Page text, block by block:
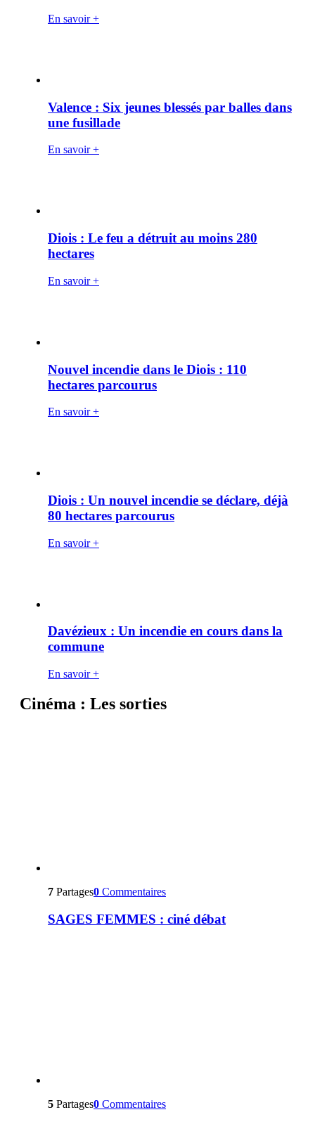
En savoir +
Valence : Six jeunes blessés par balles dans
une fusillade
En savoir +
Diois : Le feu a détruit au moins 280
hectares
En savoir +
Nouvel incendie dans le Diois : 110
hectares parcourus
En savoir +
Diois : Un nouvel incendie se déclare, déjà
80 hectares parcourus
En savoir +
Davézieux : Un incendie en cours dans la
commune
En savoir +
Cinéma : Les sorties
7 Partages0 Commentaires
SAGES FEMMES : ciné débat
5 Partages0 Commentaires